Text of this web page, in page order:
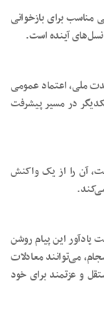
برای بازخوانی
نسل‌های آینده است.
ملی، اعتماد عمومی
در مسیر پیشرفت
آن را از یک واکنش
یادآور این پیام روشن
می‌توانند معادلات
و عزتمند برای خود